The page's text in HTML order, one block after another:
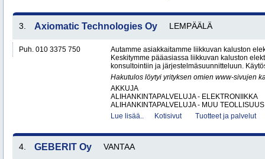
3. Axiomatic Technologies Oy LEMPÄÄLÄ
Puh. 010 3375 750
Autamme asiakkaitamme liikkuvan kaluston
Keskitymme pääasiassa liikkuvan kaluston
konsultointiin ja järjestelmäsuunnitteluun.
Hakutulos löytyi yrityksen omien www-sivujen
AKKUJA
ALIHANKINTAPALVELUJA - ELEKTRONIIKKA
ALIHANKINTAPALVELUJA - MUU
Lue lisää..
Kotisivut Tuotteet ja palvelut
4. GEBERIT Oy VANTAA